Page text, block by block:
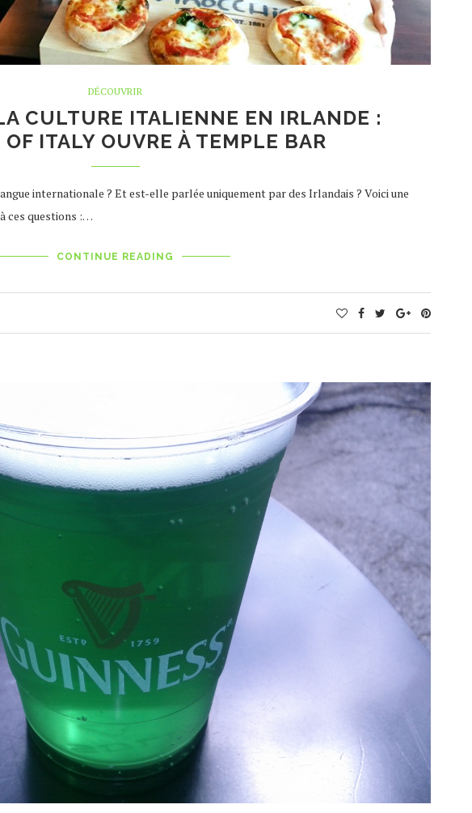
DÉCOUVRIR
CULTURE ITALIENNE EN IRLANDE :
OF ITALY OUVRE À TEMPLE BAR
internationale ? Et est-elle parlée uniquement par des Irlandais ? Voici une
ces questions :…
CONTINUE READING